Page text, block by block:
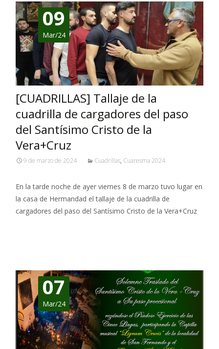
09
Mar/24
[CUADRILLAS] Tallaje de la
cuadrilla de cargadores del paso
del Santísimo Cristo de la
Vera+Cruz
9 de marzo de 2024 Cuadrillas, Cuaresma 2024
En la tarde noche de ayer viernes 8 de marzo tuvo lugar en
la casa de Hermandad el tallaje de la cuadrilla de
cargadores del paso del Santísimo Cristo de la Vera+Cruz
07
Mar/24